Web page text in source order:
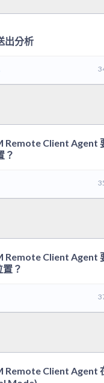
出分析
Remote Client Agent
？
Remote Client Agent
？
Remote Client Agent
wpeditimage from